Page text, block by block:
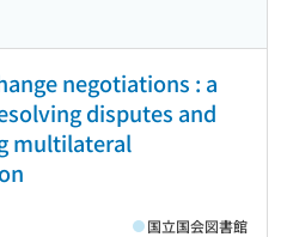
negotiations : a
disputes and
multilateral
国立国会図書館